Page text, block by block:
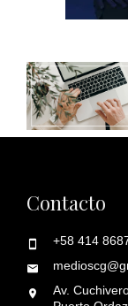
Contacto
+58 414
Av.